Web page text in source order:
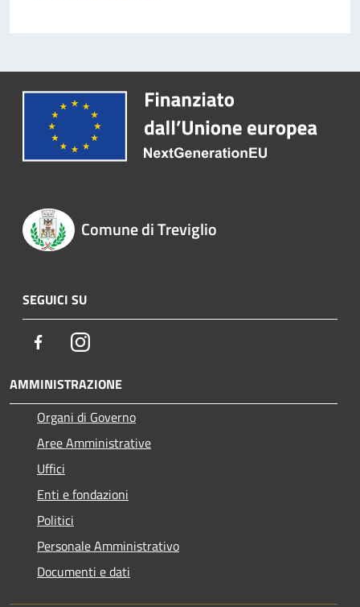
Comune di Treviglio
SEGUICI SU
FacebookInstagram
AMMINISTRAZIONE
Organi di Governo
Aree Amministrative
Uffici
Enti e fondazioni
Politici
Personale Amministrativo
Documenti e dati